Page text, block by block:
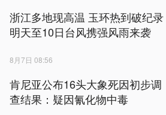
浙江多地现高温 玉环热到破纪录
明天至10日台风携强风雨来袭
8月7日 08:56
肯尼亚公布16头大象死因初步调
查结果：疑因氰化物中毒